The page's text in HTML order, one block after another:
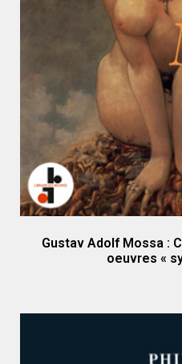
Gustav Adolf Mossa :
oeuvres «